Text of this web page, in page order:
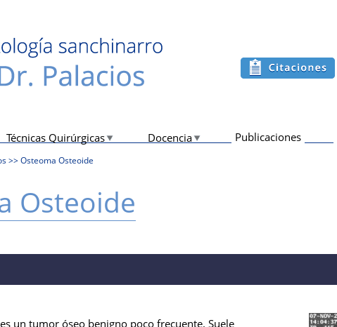
Técnicas Quirúrgicas Docencia Publicaciones
>>Osteoma Osteoide
Osteoide
un tumor óseo benigno poco frecuente. Suele